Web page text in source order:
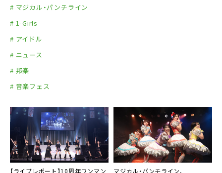
運営：インテリジェンスアジア
制作：チームセカンドジャパン
# マジカル・パンチライン
# 1-Girls
# アイドル
# ニュース
# 邦楽
# 音楽フェス
【ライブレポート】10周年ワンマン
マジカル・パンチライン、